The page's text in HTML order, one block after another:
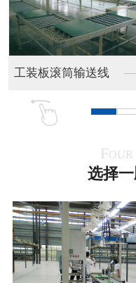
PU带食品流水线
Four
选择